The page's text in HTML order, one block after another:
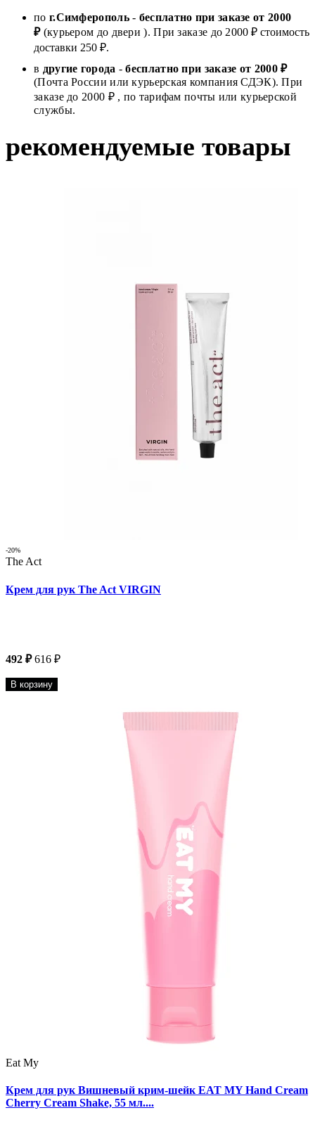
по г.Симферополь- бесплатно при заказе от 2000
₽(курьером до двери ). При заказе до 2000 ₽ стоимость
доставки 250 ₽.
в другие города -бесплатно при заказе от 2000 ₽
(Почта России или курьерская компания СДЭК). При
заказе до 2000 ₽ , по тарифам почты или курьерской
службы.
рекомендуемые товары
-20%
The Act
Крем для рук The Act VIRGIN
492 ₽ 616 ₽
В корзину
Eat My
Крем для рук Вишневый крим-шейк EAT MY Hand Cream
Cherry Cream Shake, 55 мл....